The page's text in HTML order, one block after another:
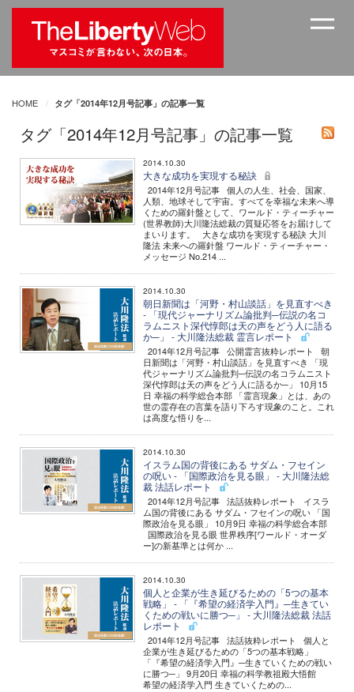
HOME タグ「2014年12月号記事」の記事一覧
タグ「2014年12月号記事」の記事一覧
2014.10.30
大きな成功を実現する秘訣
2014年12月号記事 個人の人生、社会、国家、
人類、地球そして宇宙。すべてを幸福な未来へ導
くための羅針盤として、ワールド・ティーチャー
(世界教師)大川隆法総裁の質疑応答をお届けして
まいります。 大きな成功を実現する秘訣 大川
隆法 未来への羅針盤 ワールド・ティーチャー・
メッセージ No.214 ...
2014.10.30
朝日新聞は「河野・村山談話」を見直すべき
- 「現代ジャーナリズム論批判─伝説の名コ
ラムニスト深代惇郎は天の声をどう人に語る
か─」 - 大川隆法総裁 霊言レポート
2014年12月号記事 公開霊言抜粋レポート 朝
日新聞は「河野・村山談話」を見直すべき 「現
代ジャーナリズム論批判─伝説の名コラムニスト
深代惇郎は天の声をどう人に語るか─」 10月15
日 幸福の科学総合本部 「霊言現象」とは、あの
世の霊存在の言葉を語り下ろす現象のこと。これ
は高度な悟りを...
2014.10.30
イスラム国の背後にある サダム・フセイン
の呪い - 「国際政治を見る眼」 - 大川隆法総
裁 法話レポート
2014年12月号記事 法話抜粋レポート イスラ
ム国の背後にある サダム・フセインの呪い 「国
際政治を見る眼」 10月9日 幸福の科学総合本部
国際政治を見る眼 世界秩序[ワールド・オーダ
ー]の新基準とは何か ...
2014.10.30
個人と企業が生き延びるための「5つの基本
戦略」 - 「『希望の経済学入門』─生きてい
くための戦いに勝つ─」 - 大川隆法総裁 法話
レポート
2014年12月号記事 法話抜粋レポート 個人と
企業が生き延びるための「5つの基本戦略」
「『希望の経済学入門』─生きていくための戦い
に勝つ─」 9月20日 幸福の科学教祖殿大悟館
希望の経済学入門 生きていくための...